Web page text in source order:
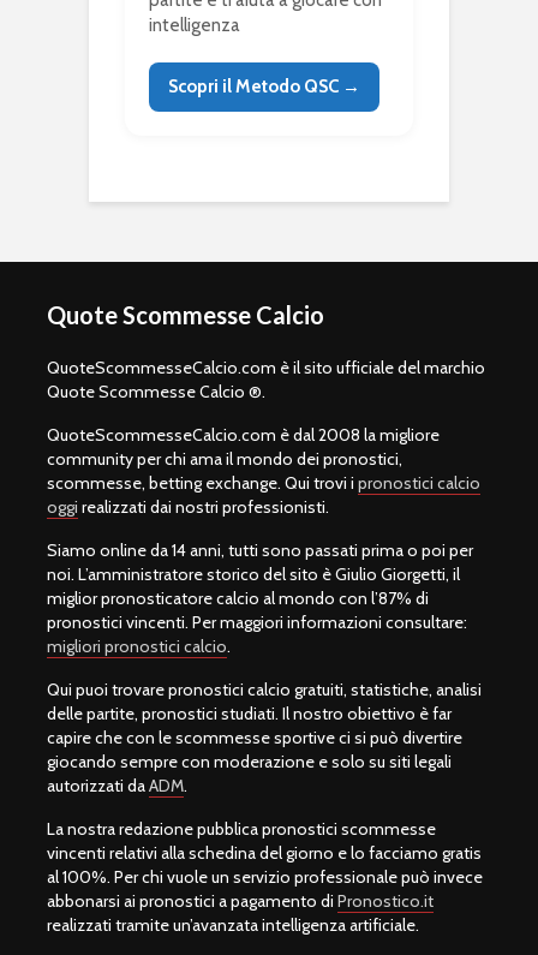
intelligenza
Scopri il Metodo QSC →
Quote Scommesse Calcio
QuoteScommesseCalcio.com è il sito ufficiale del marchio
Quote Scommesse Calcio ®.
QuoteScommesseCalcio.com è dal 2008 la migliore
community per chi ama il mondo dei pronostici,
scommesse, betting exchange. Qui trovi i pronostici calcio
oggi realizzati dai nostri professionisti.
Siamo online da 14 anni, tutti sono passati prima o poi per
noi. L’amministratore storico del sito è Giulio Giorgetti, il
miglior pronosticatore calcio al mondo con l’87% di
pronostici vincenti. Per maggiori informazioni consultare:
migliori pronostici calcio.
Qui puoi trovare pronostici calcio gratuiti, statistiche, analisi
delle partite, pronostici studiati. Il nostro obiettivo è far
capire che con le scommesse sportive ci si può divertire
giocando sempre con moderazione e solo su siti legali
autorizzati daADM.
La nostra redazione pubblica pronostici scommesse
vincenti relativi alla schedina del giorno e lo facciamo gratis
al 100%. Per chi vuole un servizio professionale può invece
abbonarsi ai pronostici a pagamento di Pronostico.it
realizzati tramite un’avanzata intelligenza artificiale.